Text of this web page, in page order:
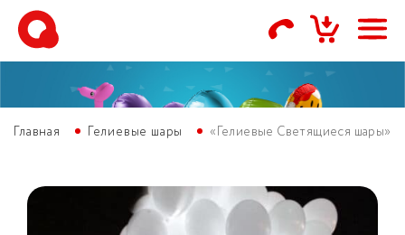
Главная Гелиевые шары «Гелиевые Светящиеся шары»